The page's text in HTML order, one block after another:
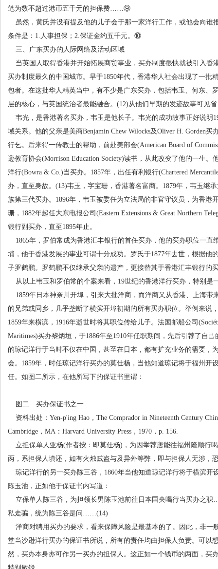
笔为数不超过港币五千元的担保费……⑨
虽然，黄氏并没有提及他的儿子会于那一家洋行工作，或他会向谁
条件是： 1. 人事担保； 2.保证金约五千元。 ⑩
三、广东买办的人际网络及活动区域
当英国人取得香港并开始拓展商贸事业，买办制度很快就被引入香
买办制度最久的中国城市。早于1850年代，香港华人社会出现了一批
包者。在这批华人精英当中，有不少是广东买办，包括韦玉、何东、
层的核心，与英国统治者最能融合。 (12)从他们早期的发迹故事可见
韦光，是香港著名买办，韦玉是他长子。韦光的成功故事正好说明
域关系。他的父亲是美商Benjamin Chew Wilocks及Oliver H. Gorden买
行乞。后来得一传教士的帮助，前赴美部会(American Board of
逊教育协会(Morrison Education Society)读书，从此改变了他的一生。
洋行(Bowra & Co.)当买办。 1857年，出任有利银行(Chartered
办，直至身故。 (13)韦玉，字宝珊，香港著名富商。 1879年，韦玉继
族第三代买办。 1896年，韦玉被委任为立法局的非官守议员，为香港
珊， 1882年起任大东电报公司 (Eastern Extensions & Great Northern
银行副买办，直至 1895年止。
1865年，罗伯常成为香港汇丰银行的首任买办，他的买办职位一直
埔，他于香港发展的事业可谓十分成功。罗氏于1877年去世，根据他
子罗鹤鹏。罗鹤鹏不仅继承父亲的遗产，更接替其于香港汇丰银行的
从以上韦玉和罗伯常的个案来看， 19世纪的香港洋行买办，特别是
1859年日本神奈川开埠，引来大批洋商，而洋商又从香港、上海带
的兄弟或同乡，几乎垄断了横滨开埠初期的所有买办职位。举例来说
1859年来横滨， 1916年逝世时将其职位传给儿子。法国邮船公司
Maritimes)买办黎炳垣，于1886年至 1910年任职期间，先后引荐了自己
的琼记洋行于当时不仅在中国，甚至在日本，都有扩充业务的需要，
会。 1859年，时任琼记洋行买办的莫仕杨，当他知道琼记将于福州开
任。如图二所示，在他所写下的保证书里谓：
图二 买办保证书之一
资料出处： Yen-p'ing Hao ， The Comprador in Nineteenth Century
Cambridge ， MA ： Harvard University Press ， 1970 ， p. 156.
立担保单人亚杨(作者按：即莫仕杨) ，为因举荐唐能往福州隆顺行
两，系担保人填还，如有火烛贼盗与及异外等弊，即与担保人无涉，
琼记洋行的另一买办陈三谷， 1860年当他知道琼记洋行将于横滨开
陈玉池，正如他于保证书内写道：
立保单人陈三谷，为担领长男陈玉池前往日本国央喝行当买办之职
私走骗，统为陈三谷是问 ……(14)
洋商对聘用买办的要求，看来保障风险是最基本的了。因此，非一
堂当沙逊洋行买办的保证书所说，所有的责任均由担保人负责。可以
然，买办本身亦可作另一买办的担保人。这正如一个钱币的两面，买